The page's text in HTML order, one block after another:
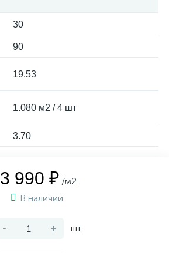
30
90
19.53
1.080 м2 / 4 шт
3.70
3 990 ₽ /м2
В наличии
- + шт.